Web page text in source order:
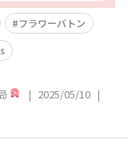
フラワーバトン
| 2025/05/10 |